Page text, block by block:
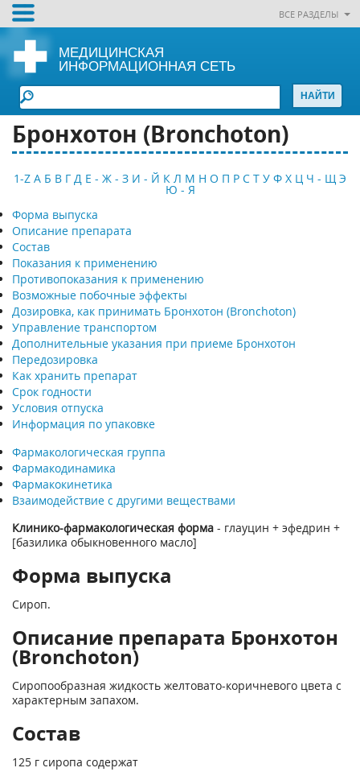
ВСЕ РАЗДЕЛЫ
МЕДИЦИНСКАЯ
ИНФОРМАЦИОННАЯ СЕТЬ
Бронхотон (Bronchoton)
1-Z А Б В Г Д Е - Ж - З И - Й К Л М Н О П Р С Т У Ф Х Ц Ч - Щ Э
Ю - Я
Форма выпуска
Описание препарата
Состав
Показания к применению
Противопоказания к применению
Возможные побочные эффекты
Дозировка, как принимать Бронхотон (Bronchoton)
Управление транспортом
Дополнительные указания при приеме Бронхотон
Передозировка
Как хранить препарат
Срок годности
Условия отпуска
Информация по упаковке
Фармакологическая группа
Фармакодинамика
Фармакокинетика
Взаимодействие с другими веществами
Клинико-фармакологическая форма - глауцин + эфедрин +
[базилика обыкновенного масло]
Форма выпуска
Сироп.
Описание препарата Бронхотон
(Bronchoton)
Сиропообразная жидкость желтовато-коричневого цвета с
характерным запахом.
Состав
125 г сиропа содержат